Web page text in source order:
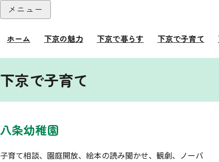
本文へ
メニュー
ホーム 下京の魅力 下京で暮らす 下京で子育て
下京で子育て
八条幼稚園
子育て相談、園庭開放、絵本の読み聞かせ、観劇、ノーバ